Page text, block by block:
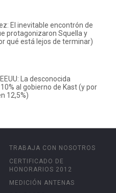
El inevitable encontrón de
protagonizaron Squella y
qué está lejos de terminar)
La desconocida
al gobierno de Kast (y por
12,5%)
TRABAJA CON NOSOTROS
CERTIFICADO DE
HONORARIOS 2012
MEDICIÓN ANTENAS